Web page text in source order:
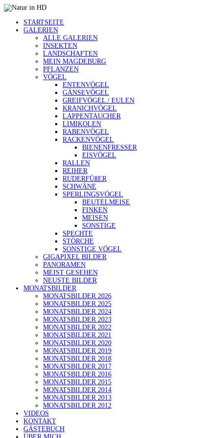
STARTSEITE
GALERIEN
ALLE GALERIEN
INSEKTEN
LANDSCHAFTEN
MEIN MAGDEBURG
PFLANZEN
VÖGEL
ENTENVÖGEL
GÄNSEVÖGEL
GREIFVÖGEL / EULEN
KRANICHVÖGEL
LAPPENTAUCHER
LIMIKOLEN
RABENVÖGEL
RACKENVÖGEL
BIENENFRESSER
EISVÖGEL
RALLEN
REIHER
RUDERFÜßER
SCHWÄNE
SPERLINGSVÖGEL
BEUTELMEISE
FINKEN
MEISEN
SONSTIGE
SPECHTE
STÖRCHE
SONSTIGE VÖGEL
GIGAPIXEL BILDER
PANORAMEN
MEIST GESEHEN
NEUSTE BILDER
MONATSBILDER
MONATSBILDER 2026
MONATSBILDER 2025
MONATSBILDER 2024
MONATSBILDER 2023
MONATSBILDER 2022
MONATSBILDER 2021
MONATSBILDER 2020
MONATSBILDER 2019
MONATSBILDER 2018
MONATSBILDER 2017
MONATSBILDER 2016
MONATSBILDER 2015
MONATSBILDER 2014
MONATSBILDER 2013
MONATSBILDER 2012
VIDEOS
KONTAKT
GÄSTEBUCH